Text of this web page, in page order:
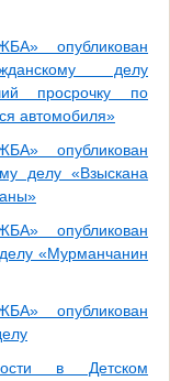
опубликован
делу
просрочку по
автомобиля»
опубликован
делу «Взыскана
опубликован
«Мурманчанин
опубликован
в Детском